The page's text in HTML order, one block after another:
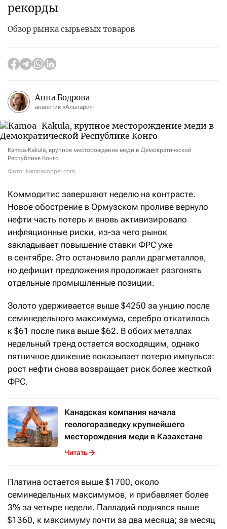
рекорды
Обзор рынка сырьевых товаров
Анна Бодрова
аналитик «Альпари»
Kamoa-Kakula, крупное месторождение меди в Демократической
Республике Конго
Фото: kamoacopper.com
Коммодитис завершают неделю на контрасте.
Новое обострение в Ормузском проливе вернуло
нефти часть потерь и вновь активизировало
инфляционные риски, из-за чего рынок
закладывает повышение ставки ФРС уже
в сентябре. Это остановило ралли драгметаллов,
но дефицит предложения продолжает разгонять
отдельные промышленные позиции.
Золото удерживается выше $4250 за унцию после
семинедельного максимума, серебро откатилось
к $61 после пика выше $62. В обоих металлах
недельный тренд остается восходящим, однако
пятничное движение показывает потерю импульса:
рост нефти снова возвращает риск более жесткой
ФРС.
Канадская компания начала
геологоразведку крупнейшего
месторождения меди в Казахстане
Читать
Платина остается выше $1700, около
семинедельных максимумов, и прибавляет более
3% за четыре недели. Палладий поднялся выше
$1360, к максимуму почти за два месяца; за месяц